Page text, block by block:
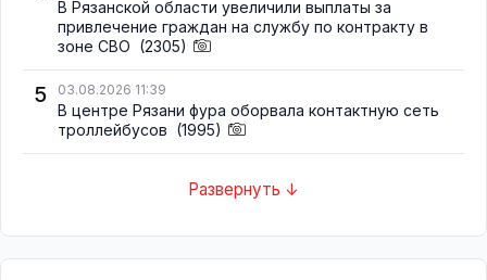
В Рязанской области увеличили выплаты за
привлечение граждан на службу по контракту в
зоне СВО (2305)
5 03.08.2026 11:39
В центре Рязани фура оборвала контактную сеть
троллейбусов (1995)
Развернуть ↓